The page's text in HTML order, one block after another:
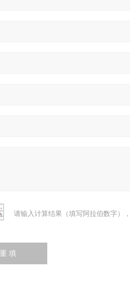
请输入计算结果（填写阿拉伯数字）